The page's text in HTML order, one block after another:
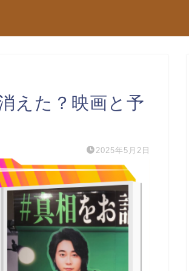
えた？映画と予
2025年5月2日